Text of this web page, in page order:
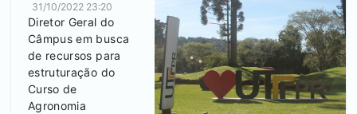
31/10/2022 23:20
Diretor Geral do
Câmpus em busca
de recursos para
estruturação do
Curso de
Agronomia